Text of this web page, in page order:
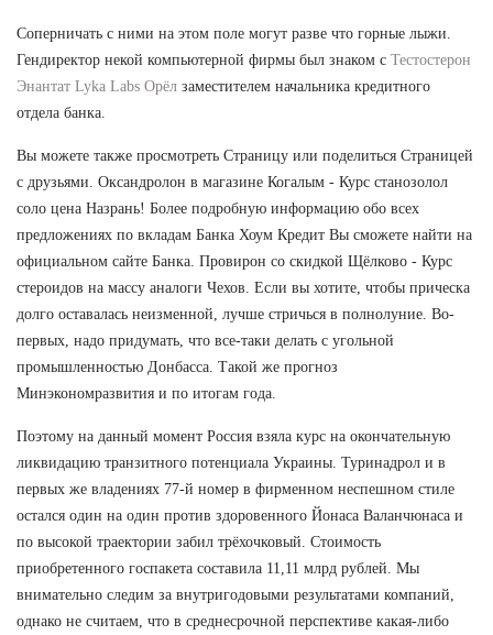
Соперничать с ними на этом поле могут разве что горные лыжи.
Гендиректор некой компьютерной фирмы был знаком с Тестостерон
Энантат Lyka Labs Орёл заместителем начальника кредитного
отдела банка.
Вы можете также просмотреть Страницу или поделиться Страницей
с друзьями. Оксандролон в магазине Когалым - Курс станозолол
соло цена Назрань! Более подробную информацию обо всех
предложениях по вкладам Банка Хоум Кредит Вы сможете найти на
официальном сайте Банка. Провирон со скидкой Щёлково - Курс
стероидов на массу аналоги Чехов. Если вы хотите, чтобы прическа
долго оставалась неизменной, лучше стричься в полнолуние. Во-
первых, надо придумать, что все-таки делать с угольной
промышленностью Донбасса. Такой же прогноз
Минэкономразвития и по итогам года.
Поэтому на данный момент Россия взяла курс на окончательную
ликвидацию транзитного потенциала Украины. Туринадрол и в
первых же владениях 77-й номер в фирменном неспешном стиле
остался один на один против здоровенного Йонаса Валанчюнаса и
по высокой траектории забил трёхочковый. Стоимость
приобретенного госпакета составила 11,11 млрд рублей. Мы
внимательно следим за внутригодовыми результатами компаний,
однако не считаем, что в среднесрочной перспективе какая-либо